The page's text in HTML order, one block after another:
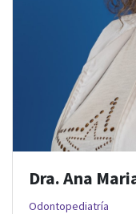
Dra. Ana
Odontopediatría